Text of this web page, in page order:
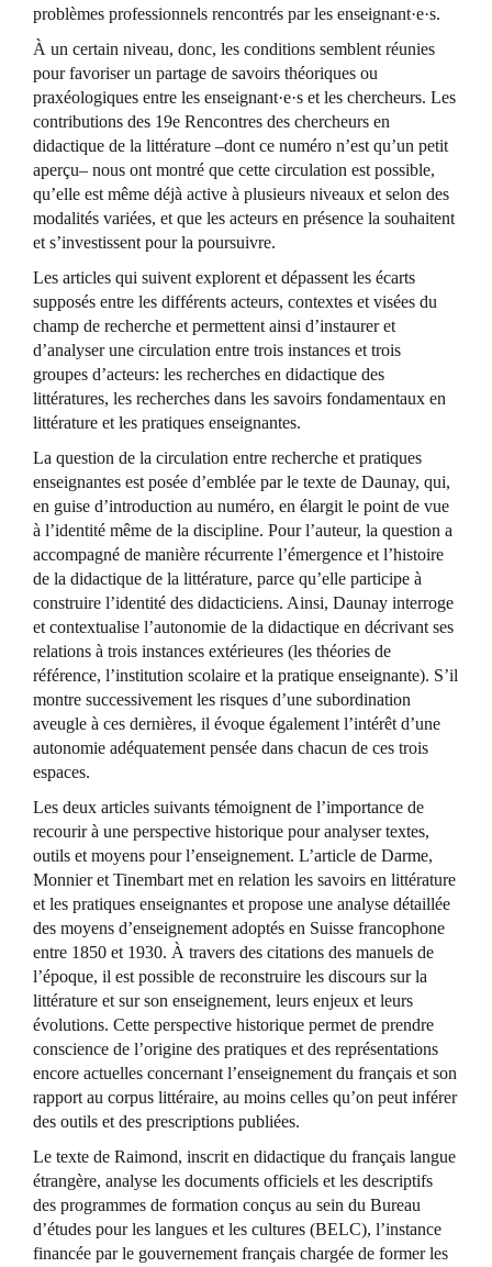
problèmes professionnels rencontrés par les enseignant·e·s.
À un certain niveau, donc, les conditions semblent réunies
pour favoriser un partage de savoirs théoriques ou
praxéologiques entre les enseignant·e·s et les chercheurs. Les
contributions des 19e Rencontres des chercheurs en
didactique de la littérature –dont ce numéro n’est qu’un petit
aperçu– nous ont montré que cette circulation est possible,
qu’elle est même déjà active à plusieurs niveaux et selon des
modalités variées, et que les acteurs en présence la souhaitent
et s’investissent pour la poursuivre.
Les articles qui suivent explorent et dépassent les écarts
supposés entre les différents acteurs, contextes et visées du
champ de recherche et permettent ainsi d’instaurer et
d’analyser une circulation entre trois instances et trois
groupes d’acteurs: les recherches en didactique des
littératures, les recherches dans les savoirs fondamentaux en
littérature et les pratiques enseignantes.
La question de la circulation entre recherche et pratiques
enseignantes est posée d’emblée par le texte de Daunay, qui,
en guise d’introduction au numéro, en élargit le point de vue
à l’identité même de la discipline. Pour l’auteur, la question a
accompagné de manière récurrente l’émergence et l’histoire
de la didactique de la littérature, parce qu’elle participe à
construire l’identité des didacticiens. Ainsi, Daunay interroge
et contextualise l’autonomie de la didactique en décrivant ses
relations à trois instances extérieures (les théories de
référence, l’institution scolaire et la pratique enseignante). S’il
montre successivement les risques d’une subordination
aveugle à ces dernières, il évoque également l’intérêt d’une
autonomie adéquatement pensée dans chacun de ces trois
espaces.
Les deux articles suivants témoignent de l’importance de
recourir à une perspective historique pour analyser textes,
outils et moyens pour l’enseignement. L’article de Darme,
Monnier et Tinembart met en relation les savoirs en littérature
et les pratiques enseignantes et propose une analyse détaillée
des moyens d’enseignement adoptés en Suisse francophone
entre 1850 et 1930. À travers des citations des manuels de
l’époque, il est possible de reconstruire les discours sur la
littérature et sur son enseignement, leurs enjeux et leurs
évolutions. Cette perspective historique permet de prendre
conscience de l’origine des pratiques et des représentations
encore actuelles concernant l’enseignement du français et son
rapport au corpus littéraire, au moins celles qu’on peut inférer
des outils et des prescriptions publiées.
Le texte de Raimond, inscrit en didactique du français langue
étrangère, analyse les documents officiels et les descriptifs
des programmes de formation conçus au sein du Bureau
d’études pour les langues et les cultures (BELC), l’instance
financée par le gouvernement français chargée de former les